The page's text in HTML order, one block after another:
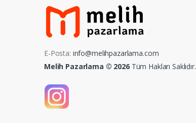
E-Posta: info@melihpazarlama.com
Melih Pazarlama © 2026Tüm Hakları Saklıdır.